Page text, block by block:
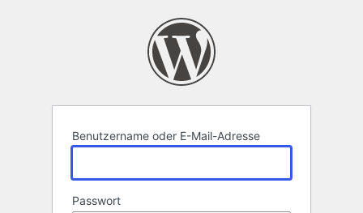
Benutzername oder E-Mail-Adresse
Passwort